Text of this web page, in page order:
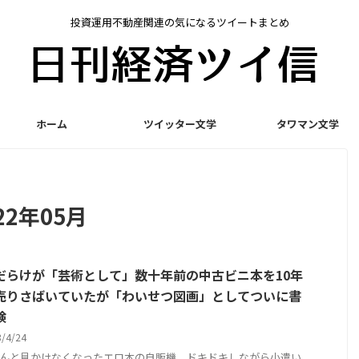
投資運用不動産関連の気になるツイートまとめ
ホーム ツイッター文学 タワマン文学
年05月
らけが「芸術として」数十年前の中古ビニ本を10年
りさばいていたが「わいせつ図画」としてついに書
4/24